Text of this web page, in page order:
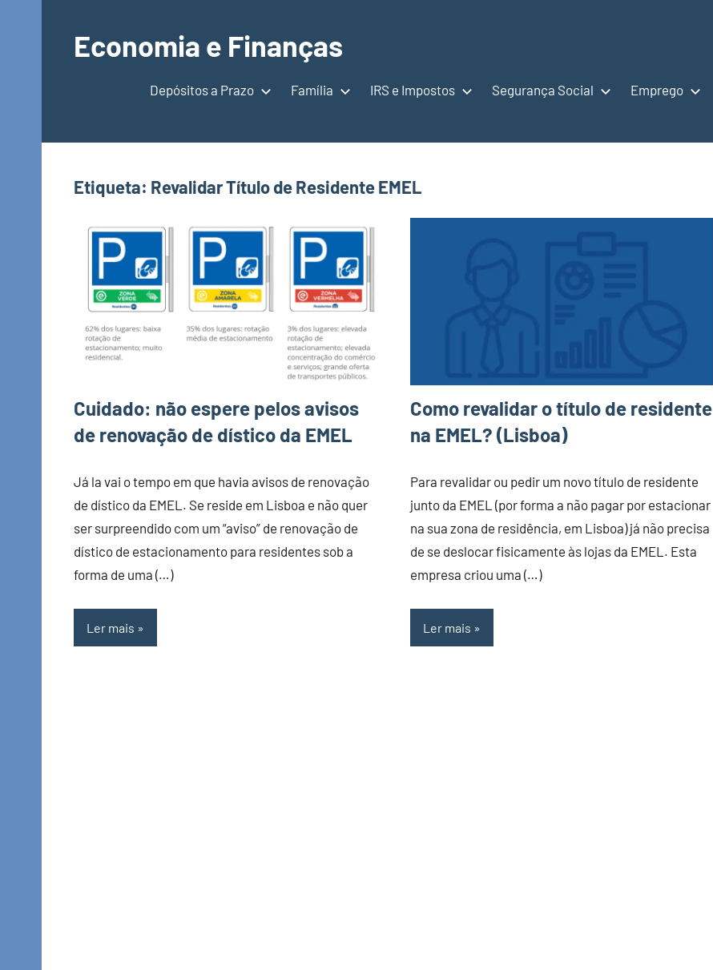
Economia e Finanças
Depósitos
Finanças
Calendários
Depósitos a Prazo Família IRS e Impostos Segurança Social Emprego
Etiqueta: Revalidar Título de Residente EMEL
Cuidado: não espere pelos avisos
de renovação de dístico da EMEL
Já la vai o tempo em que havia avisos de renovação
de dístico da EMEL. Se reside em Lisboa e não quer
ser surpreendido com um “aviso” de renovação de
dístico de estacionamento para residentes sob a
forma de uma (…)
Ler mais
Como revalidar o título de residente
na EMEL? (Lisboa)
Para revalidar ou pedir um novo título de residente
junto da EMEL (por forma a não pagar por estacionar
na sua zona de residência, em Lisboa) já não precisa
de se deslocar fisicamente às lojas da EMEL. Esta
empresa criou uma (…)
Ler mais